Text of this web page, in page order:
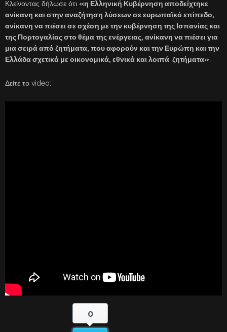
Κλείνοντας δήλωσε ότι «η Ελληνική Κυβέρνηση αποδείχτηκε
ανίκανη και στην αναζήτηση λύσεων σε ευρωπαϊκό επίπεδο,
ανίκανη να πιέσει σε σχέση με την κυβέρνηση της Ισπανίας και
της Πορτογαλίας στο θέμα της ενέργειας, ανίκανη να πιέσει για
μια σειρά από ζητήματα, που αφορούν και την Ευρώπη και την
Ελλάδα σχετικά με οικονομικά, εθνικά και λοιπά ζητήματα»
Δείτε το video:
0